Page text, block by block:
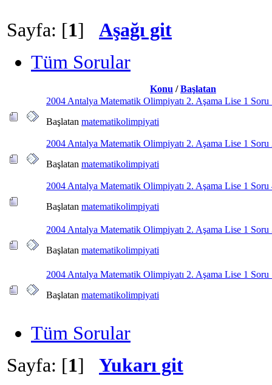
Sayfa: [1] Aşağı git
Tüm Sorular
Konu /Başlatan
2004 Antalya Matematik Olimpiyatı 2. Aşama Lise 1 Soru
Başlatan matematikolimpiyati
2004 Antalya Matematik Olimpiyatı 2. Aşama Lise 1 Soru
Başlatan matematikolimpiyati
2004 Antalya Matematik Olimpiyatı 2. Aşama Lise 1 Soru
Başlatan matematikolimpiyati
2004 Antalya Matematik Olimpiyatı 2. Aşama Lise 1 Soru
Başlatan matematikolimpiyati
2004 Antalya Matematik Olimpiyatı 2. Aşama Lise 1 Soru
Başlatan matematikolimpiyati
Tüm Sorular
Sayfa: [1] Yukarı git